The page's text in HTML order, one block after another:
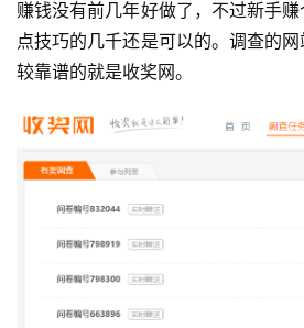
赚钱没有前几年好做了，不过新手
点技巧的几千还是可以的。调查的
较靠谱的就是收奖网。